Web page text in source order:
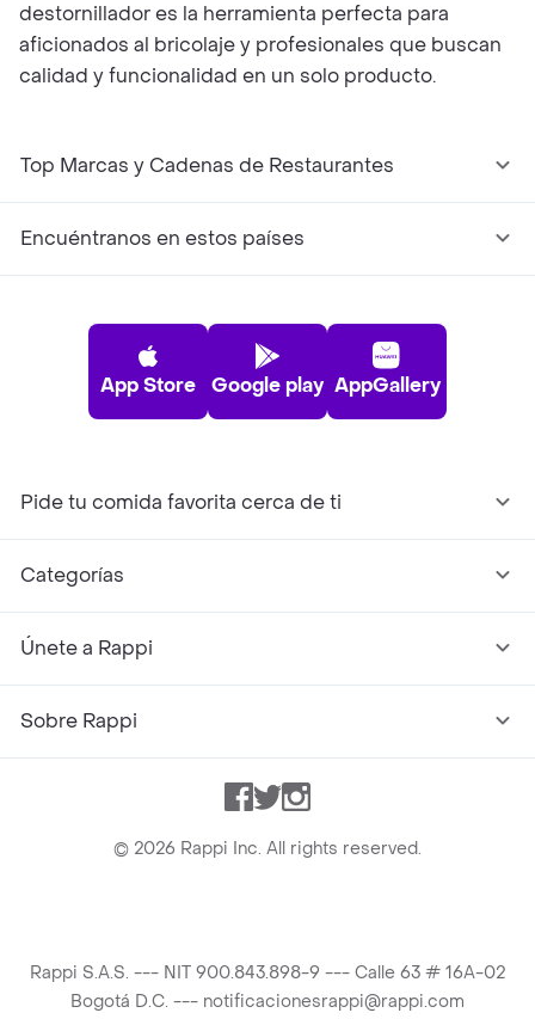
destornillador es la herramienta perfecta para
aficionados al bricolaje y profesionales que buscan
calidad y funcionalidad en un solo producto.
Top Marcas y Cadenas de Restaurantes
Encuéntranos en estos países
App Store Google play AppGallery
Pide tu comida favorita cerca de ti
Categorías
Únete a Rappi
Sobre Rappi
Facebook
TwitterInstagram
© 2026 Rappi Inc. All rights reserved.
Rappi S.A.S. --- NIT 900.843.898-9 --- Calle 63 # 16A-02
Bogotá D.C. --- notificacionesrappi@rappi.com